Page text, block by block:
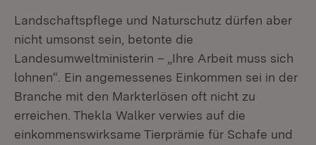
Landschaftspflege und Naturschutz dürfen aber
nicht umsonst sein, betonte die
Landesumweltministerin – „Ihre Arbeit muss sich
lohnen“. Ein angemessenes Einkommen sei in der
Branche mit den Markterlösen oft nicht zu
erreichen. Thekla Walker verwies auf die
einkommenswirksame Tierprämie für Schafe und